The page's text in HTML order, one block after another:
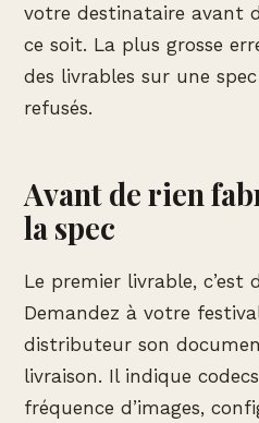
votre destinataire avant
ce soit. La plus grosse
des livrables sur une
refusés.
Avant de rien
la spec
Le premier livrable, c’est
Demandez à votre
distributeur son
livraison. Il indique
fréquence d’images,